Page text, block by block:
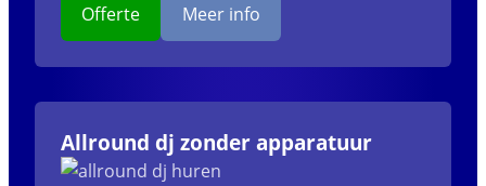
Offerte Meer info
Allround dj zonder apparatuur